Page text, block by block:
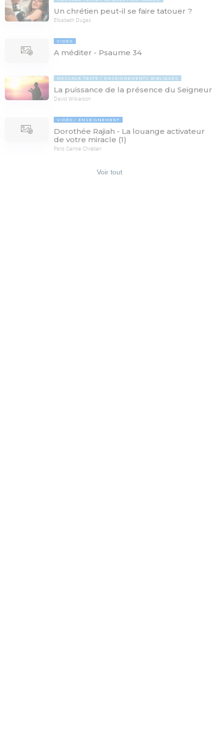
Un chrétien peut-il se faire tatouer ?
Elisabeth Dugas
VIDÉO
A méditer - Psaume 34
MESSAGE TEXTE ENSEIGNEMENTS BIBLIQUES
La puissance de la présence du Seigneur
David Wilkerson
VIDÉO ENSEIGNEMENT
Dorothée Rajiah - La louange activateur
de votre miracle (1)
Paris Centre Chrétien
Voir tout